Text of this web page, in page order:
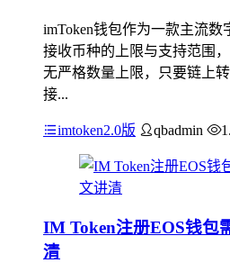
imToken钱包作为一款主流
接收币种的上限与支持范围
无严格数量上限，只要链上
接...
imtoken2.0版 qbadmin
IM Token注册EOS钱包
清